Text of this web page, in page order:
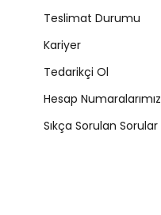
Teslimat Durumu
Kariyer
Tedarikçi Ol
Hesap Numaralarımız
Sıkça Sorulan Sorular